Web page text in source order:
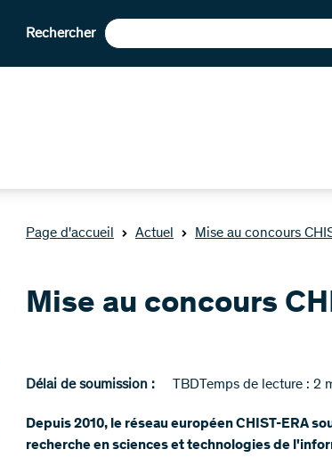
Rechercher
Page d'accueil Actuel Mise au concours
Mise au concours
Délai de soumission : TBD Temps de lecture : 2
Depuis 2010, le réseau européen CHIST-ERA
recherche en sciences et technologies de